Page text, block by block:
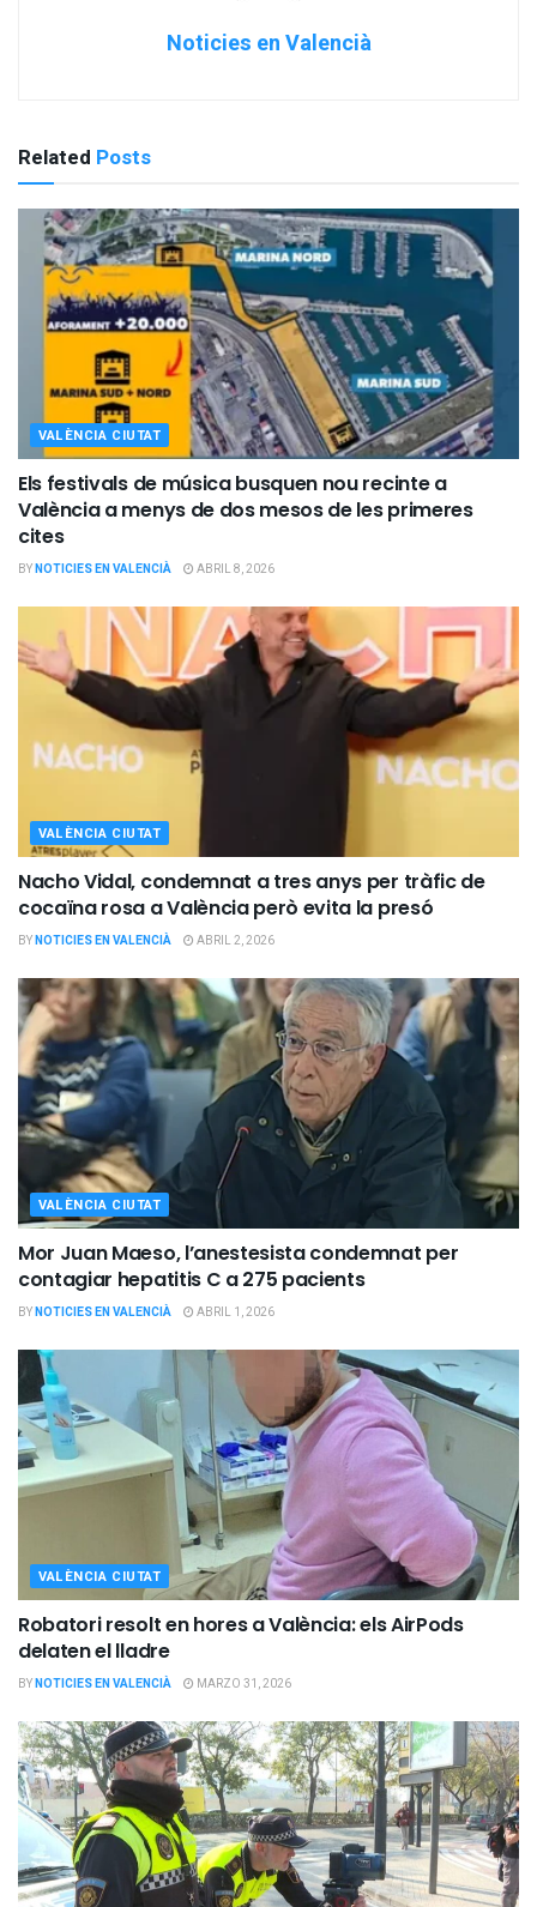
Noticies en Valencià
Related Posts
VALÈNCIA CIUTAT
Els festivals de música busquen nou recinte a
València a menys de dos mesos de les primeres
cites
BYNOTICIES EN VALENCIÀ ABRIL 8, 2026
VALÈNCIA CIUTAT
Nacho Vidal, condemnat a tres anys per tràfic de
cocaïna rosa a València però evita la presó
BYNOTICIES EN VALENCIÀ ABRIL 2, 2026
VALÈNCIA CIUTAT
Mor Juan Maeso, l’anestesista condemnat per
contagiar hepatitis C a 275 pacients
BYNOTICIES EN VALENCIÀ ABRIL 1, 2026
VALÈNCIA CIUTAT
Robatori resolt en hores a València: els AirPods
delaten el lladre
BYNOTICIES EN VALENCIÀ MARZO 31, 2026